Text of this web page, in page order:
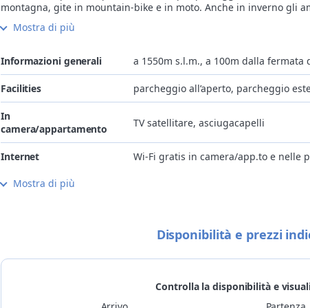
montagna, gite in mountain-bike e in moto. Anche in inverno gli
dello sport non rimarranno certo delusi: i vicinissimi impianti di
porteranno sulle più belle piste dello Ski Center Latemar dove
momenti tranquilli nelle malghe e nei rifugi.
Lasciatevi emozionare dall’ospitalità della famiglia Eisath e dalla
piacevole atmosfera familiare che si respira qui.
Mostra di più
Informazioni generali a 1550m s.l.m., a 100m dalla fermata
Facilities parcheggio all’aperto, parcheggio
In
camera/appartamento
TV satellitare, asciugacapelli
Internet Wi-Fi gratis in camera/app.to e nelle
Cucina
Visa, MasterCard, Visa Electron,
Mostra di più
Disponibilità e prezzi
Controlla la disponibilità e